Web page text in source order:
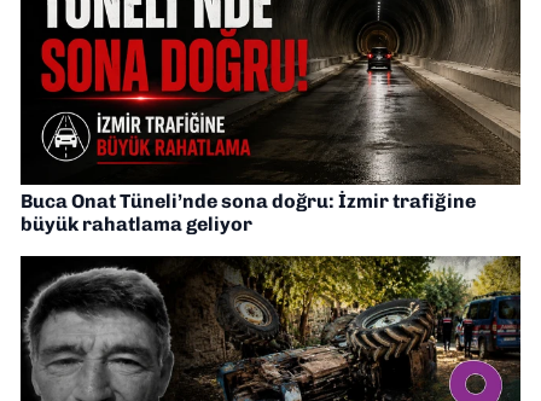
Buca Onat Tüneli’nde sona doğru: İzmir trafiğine
büyük rahatlama geliyor